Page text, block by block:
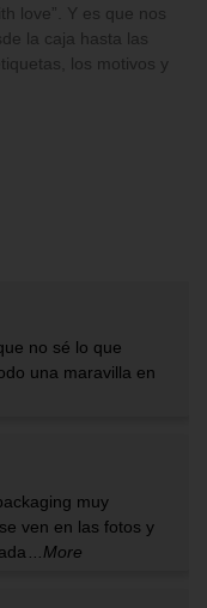
love”. Y es que nos
la caja hasta las
los motivos y
no sé lo que
una maravilla en
muy
ven en las fotos y
...More